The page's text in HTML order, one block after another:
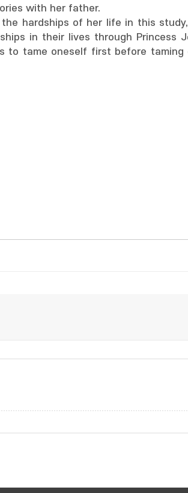
with her father.
hardships of her life in this
in their lives through Princess
to tame oneself first before